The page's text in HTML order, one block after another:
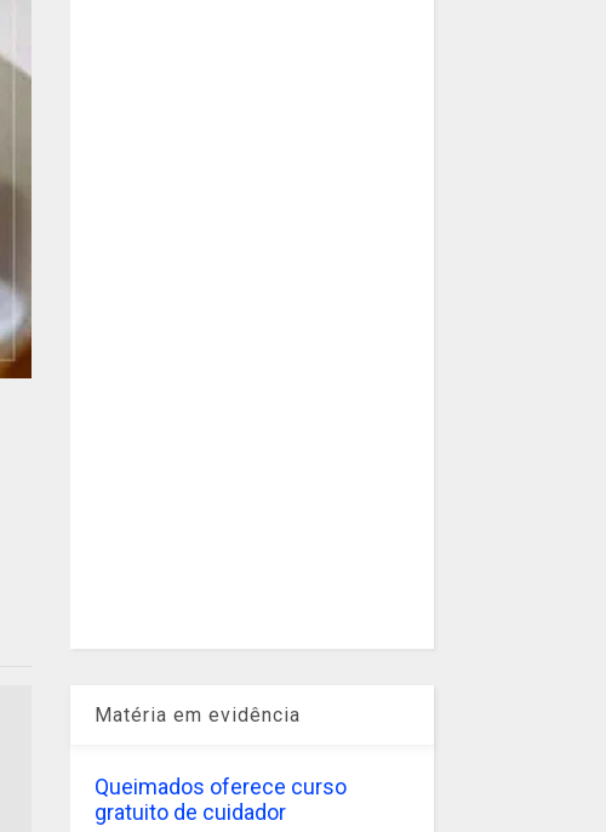
Matéria em evidência
Queimados oferece curso
gratuito de cuidador